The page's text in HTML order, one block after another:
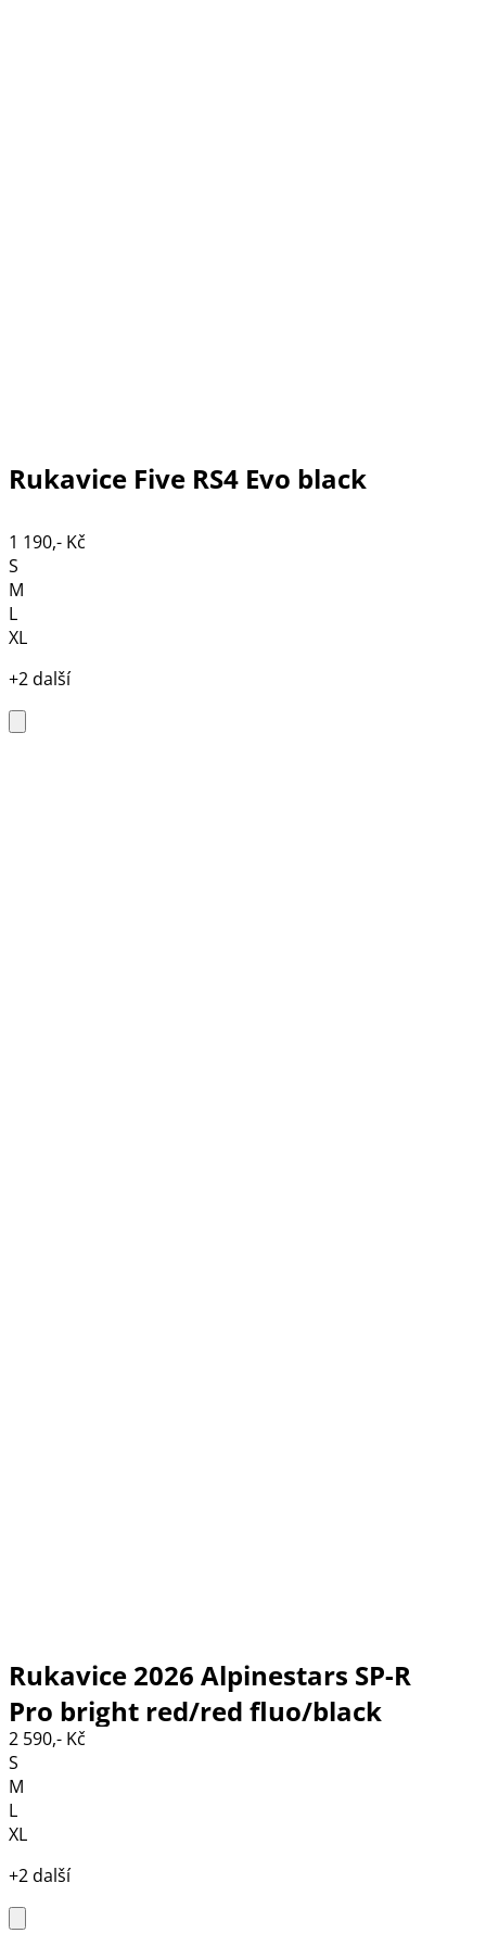
Rukavice Five RS4 Evo black
1 190,- Kč
S
M
L
XL
+2 další
Rukavice 2026 Alpinestars SP-R
Pro bright red/red fluo/black
2 590,- Kč
S
M
L
XL
+2 další